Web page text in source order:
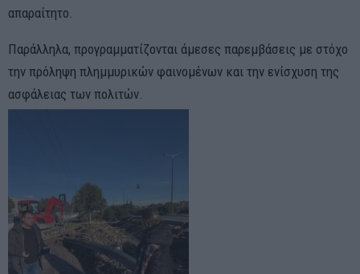
απαραίτητο.
Παράλληλα, προγραμματίζονται άμεσες παρεμβάσεις με στόχο
την πρόληψη πλημμυρικών φαινομένων και την ενίσχυση της
ασφάλειας των πολιτών.